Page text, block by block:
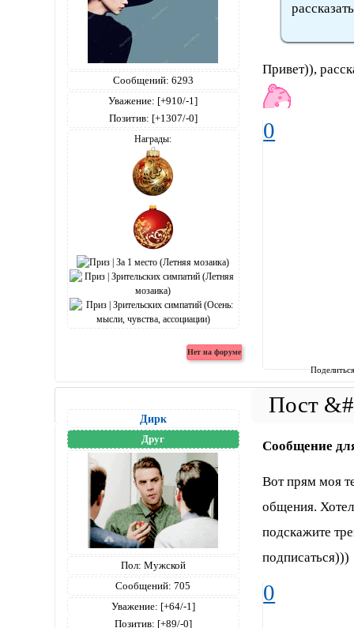
Сообщений: 6293
Уважение: [+910/-1]
Позитив: [+1307/-0]
Награды:
Привет)),
0
Дирк
Друг
Пол: Мужской
Сообщений: 705
Уважение: [+64/-1]
Позитив: [+89/-0]
Сообщение
Вот прям моя
общения.
подскажите
подписаться)))
0